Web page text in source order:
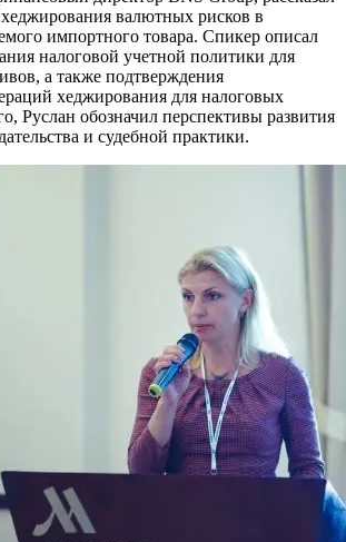
валютных рисков в
импортного товара. Спикер описал
налоговой учетной политики для
а также подтверждения
хеджирования для налоговых
Руслан обозначил перспективы развития
и судебной практики.